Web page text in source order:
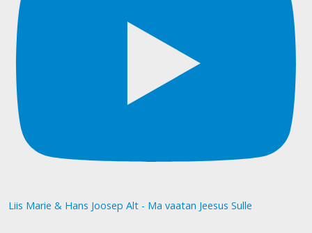
Liis Marie & Hans Joosep Alt - Ma vaatan Jeesus Sulle